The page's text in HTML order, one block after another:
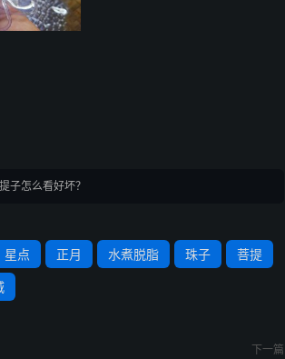
子怎么看好坏？
星点 正月 水煮脱脂 珠子 菩提
下一篇